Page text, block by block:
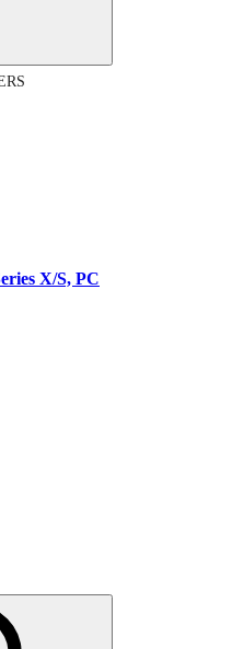
X/S, PC